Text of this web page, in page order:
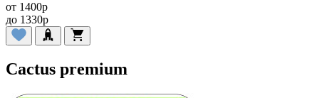
от 1400p
до 1330p
Cactus premium